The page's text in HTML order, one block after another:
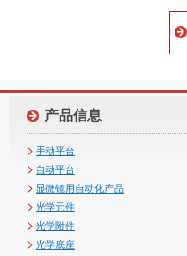
产品信息
手动平台
自动平台
显微镜用自动化产品
光学元件
光学附件
光学底座